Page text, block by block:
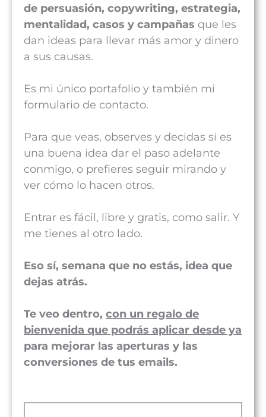
de persuasión, copywriting, estrategia,
mentalidad, casos y campañas que les
dan ideas para llevar más amor y dinero
a sus causas.
Es mi único portafolio y también mi
formulario de contacto.
Para que veas, observes y decidas si es
una buena idea dar el paso adelante
conmigo, o prefieres seguir mirando y
ver cómo lo hacen otros.
Entrar es fácil, libre y gratis, como salir. Y
me tienes al otro lado.
Eso sí, semana que no estás, idea que
dejas atrás.
Te veo dentro, con un regalo de
bienvenida que podrás aplicar desde ya
para mejorar las aperturas y las
conversiones de tus emails.